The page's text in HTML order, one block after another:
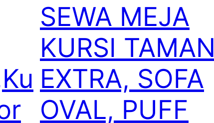
SEWA MEJA
KURSI TAMAN
EXTRA, SOFA
OVAL, PUFF